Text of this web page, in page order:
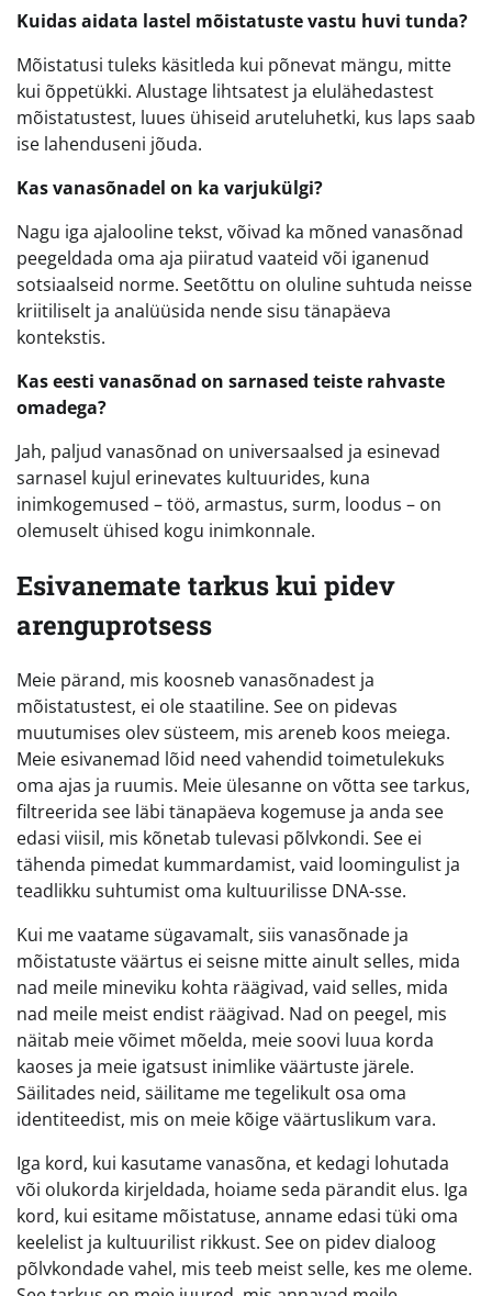
Kuidas aidata lastel mõistatuste vastu huvi tunda?
Mõistatusi tuleks käsitleda kui põnevat mängu, mitte
kui õppetükki. Alustage lihtsatest ja elulähedastest
mõistatustest, luues ühiseid aruteluhetki, kus laps saab
ise lahenduseni jõuda.
Kas vanasõnadel on ka varjukülgi?
Nagu iga ajalooline tekst, võivad ka mõned vanasõnad
peegeldada oma aja piiratud vaateid või iganenud
sotsiaalseid norme. Seetõttu on oluline suhtuda neisse
kriitiliselt ja analüüsida nende sisu tänapäeva
kontekstis.
Kas eesti vanasõnad on sarnased teiste rahvaste
omadega?
Jah, paljud vanasõnad on universaalsed ja esinevad
sarnasel kujul erinevates kultuurides, kuna
inimkogemused – töö, armastus, surm, loodus – on
olemuselt ühised kogu inimkonnale.
Esivanemate tarkus kui pidev
arenguprotsess
Meie pärand, mis koosneb vanasõnadest ja
mõistatustest, ei ole staatiline. See on pidevas
muutumises olev süsteem, mis areneb koos meiega.
Meie esivanemad lõid need vahendid toimetulekuks
oma ajas ja ruumis. Meie ülesanne on võtta see tarkus,
filtreerida see läbi tänapäeva kogemuse ja anda see
edasi viisil, mis kõnetab tulevasi põlvkondi. See ei
tähenda pimedat kummardamist, vaid loomingulist ja
teadlikku suhtumist oma kultuurilisse DNA-sse.
Kui me vaatame sügavamalt, siis vanasõnade ja
mõistatuste väärtus ei seisne mitte ainult selles, mida
nad meile mineviku kohta räägivad, vaid selles, mida
nad meile meist endist räägivad. Nad on peegel, mis
näitab meie võimet mõelda, meie soovi luua korda
kaoses ja meie igatsust inimlike väärtuste järele.
Säilitades neid, säilitame me tegelikult osa oma
identiteedist, mis on meie kõige väärtuslikum vara.
Iga kord, kui kasutame vanasõna, et kedagi lohutada
või olukorda kirjeldada, hoiame seda pärandit elus. Iga
kord, kui esitame mõistatuse, anname edasi tüki oma
keelelist ja kultuurilist rikkust. See on pidev dialoog
põlvkondade vahel, mis teeb meist selle, kes me oleme.